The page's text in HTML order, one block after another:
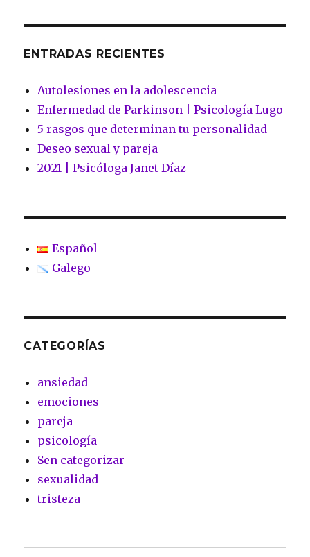
ENTRADAS RECIENTES
Autolesiones en la adolescencia
Enfermedad de Parkinson | Psicología Lugo
5 rasgos que determinan tu personalidad
Deseo sexual y pareja
2021 | Psicóloga Janet Díaz
Español
Galego
CATEGORÍAS
ansiedad
emociones
pareja
psicología
Sen categorizar
sexualidad
tristeza